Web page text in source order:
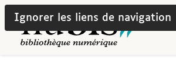
Ignorer les liens de navigation